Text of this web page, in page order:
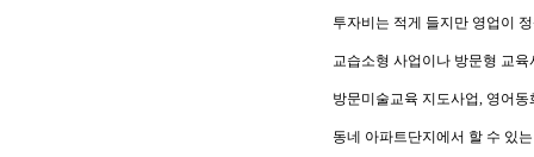
투자비는 적게 들지만 영업이
교습소형 사업이나 방문형 교
방문미술교육 지도사업, 영어
동네 아파트단지에서 할 수 있